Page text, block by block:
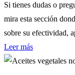
Si tienes dudas o
mira esta sección
sobre su efectividad,
Leer más